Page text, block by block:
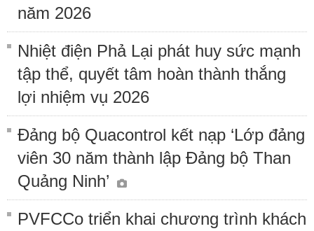
năm 2026
Nhiệt điện Phả Lại phát huy sức mạnh
tập thể, quyết tâm hoàn thành thắng
lợi nhiệm vụ 2026
Đảng bộ Quacontrol kết nạp ‘Lớp đảng
viên 30 năm thành lập Đảng bộ Than
Quảng Ninh’
PVFCCo triển khai chương trình khách